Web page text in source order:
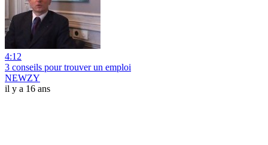
4:12
3 conseils pour trouver un emploi
NEWZY
il y a 16 ans